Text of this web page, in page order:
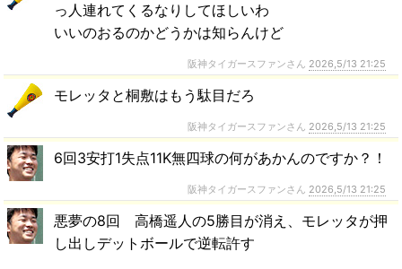
っ人連れてくるなりしてほしいわ
いいのおるのかどうかは知らんけど
阪神タイガースファンさん 2026,5/13 21:25
モレッタと桐敷はもう駄目だろ
阪神タイガースファンさん 2026,5/13 21:25
6回3安打1失点11K無四球の何があかんのですか？！
阪神タイガースファンさん 2026,5/13 21:25
悪夢の8回 高橋遥人の5勝目が消え、モレッタが押
し出しデットボールで逆転許す